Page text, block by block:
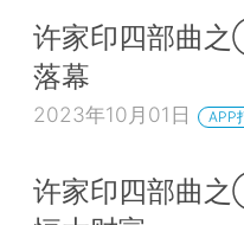
许家印四部曲
落幕
2023年10月01日 APP
许家印四部曲